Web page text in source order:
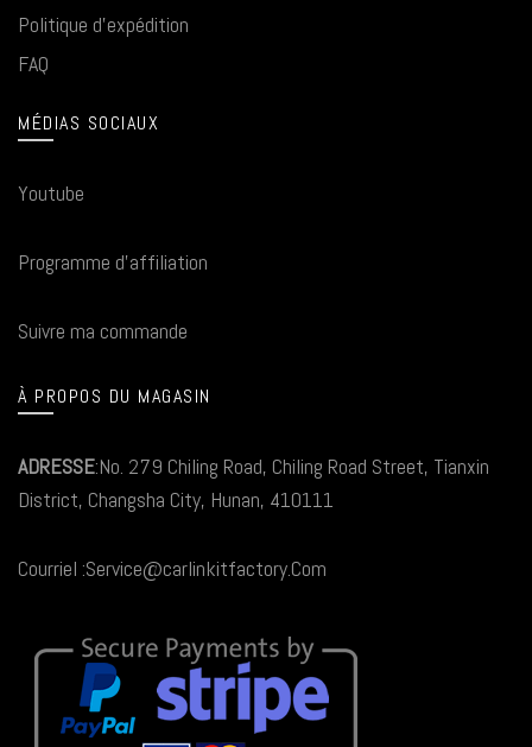
Politique d'expédition
FAQ
MÉDIAS SOCIAUX
Youtube
Programme d'affiliation
Suivre ma commande
À PROPOS DU MAGASIN
ADRESSE:No. 279 Chiling Road, Chiling Road Street, Tianxin
District, Changsha City, Hunan, 410111
Courriel :Service@carlinkitfactory.Com